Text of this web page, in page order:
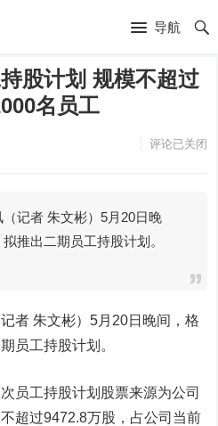
导航
股计划 规模不超过
名员工
评论已关闭
记者 朱文彬）5月20日晚
推出二期员工持股计划。
朱文彬）5月20日晚间，格
员工持股计划。
工持股计划股票来源为公司
超过9472.8万股，占公司当前